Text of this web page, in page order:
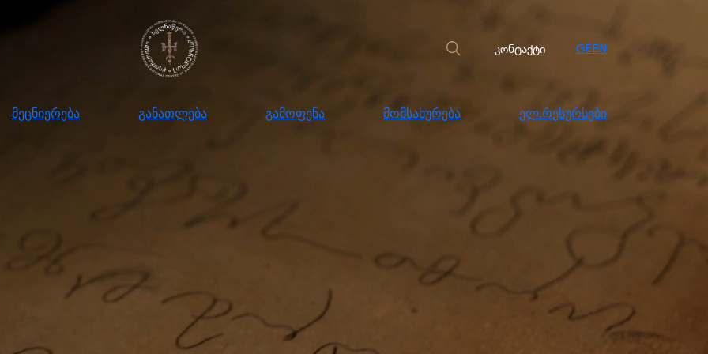
კონტაქტი GEEN
მეცნიერება განათლება გამოფენა მომსახურება ელ.რესურსები
განათლება